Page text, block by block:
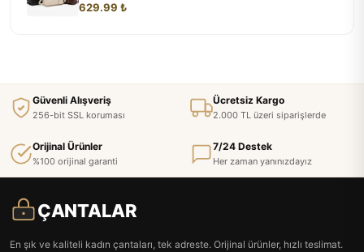
629.99 ₺
Güvenli Alışveriş
256-bit SSL koruması
Ücretsiz Kargo
2.000 TL üzeri siparişlerde
Orijinal Ürünler
%100 orijinal garanti
7/24 Destek
Her zaman yanınızdayız
ÇANTALAR
En şık ve kaliteli kadın çantaları, tek adreste. Orijinal ürünler, hızlı teslimat.